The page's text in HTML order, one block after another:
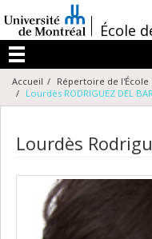
au
contenu
/École
Menu
Accueil Répertoire de l'École
Lourdès RODRIGUEZ DEL
Lourdès